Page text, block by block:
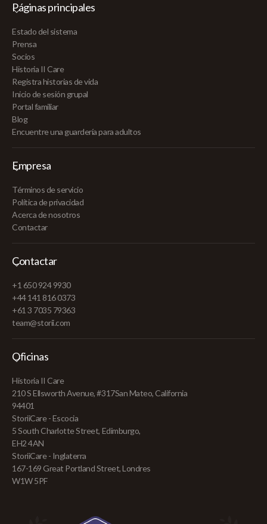
Páginas principales
Estado del sistema
Prensa
Socios
Historia II Care
Registra historias de vida
Inicio de sesión grupal
Portal familiar
Blog
Encuentre una guardería para adultos
Empresa
Términos de servicio
Política de privacidad
Acerca de nosotros
Contactar
Contactar
+1 650 924 9930
+44 141 816 0373
+61 3 7035 79363
team@storii.com
Oficinas
Historia II Care
210 S Ellsworth Avenue, #317San Mateo, California
94401
StoriiCare - Escocia
5 South Charlotte Street, Edimburgo,
EH2 4AN
StoriiCare - Inglaterra
167-169 Great Portland Street, Londres
W1W 5PF